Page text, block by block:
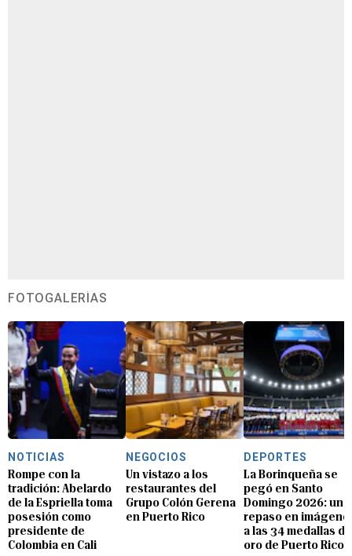
FOTOGALERÍAS
NOTICIAS
Rompe con la
tradición: Abelardo
de la Espriella toma
posesión como
presidente de
Colombia en Cali
NEGOCIOS
Un vistazo a los
restaurantes del
Grupo Colón Gerena
en Puerto Rico
DEPORTES
La Borinqueña se
pegó en Santo
Domingo 2026: un
repaso en
a las 34 medallas de
oro de Puerto Rico